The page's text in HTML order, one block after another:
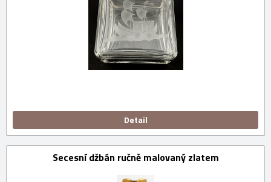
Detail
Secesní džbán ručně malovaný zlatem